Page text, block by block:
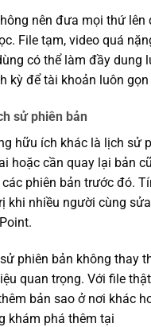
nên đưa mọi thứ
File tạm, video quá
có thể làm đầy dung
kỳ để tài khoản luôn gọn
sử phiên bản
hữu ích khác là lịch sử
hoặc cần quay lại bản
phiên bản trước đó.
khi nhiều người cùng
phiên bản không thay
quan trọng. Với file
bản sao ở nơi khác
khám phá thêm tại